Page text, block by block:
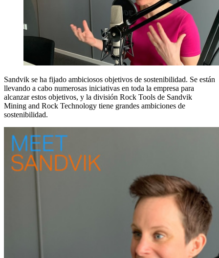
Sandvik se ha fijado ambiciosos objetivos de sostenibilidad. Se están
llevando a cabo numerosas iniciativas en toda la empresa para
alcanzar estos objetivos, y la división Rock Tools de Sandvik
Mining and Rock Technology tiene grandes ambiciones de
sostenibilidad.